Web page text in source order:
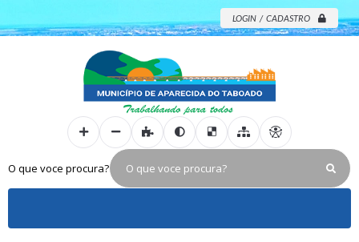
LOGIN / CADASTRO
O que voce procura?